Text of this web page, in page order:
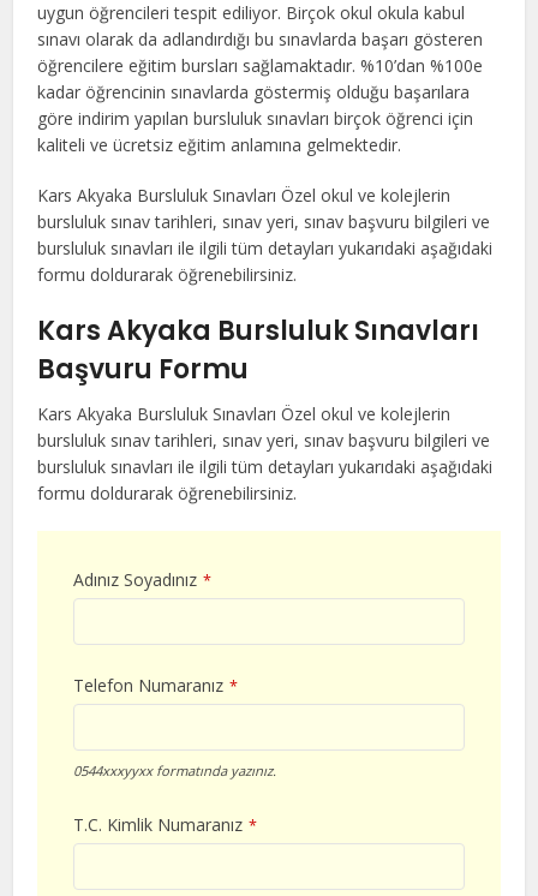
uygun öğrencileri tespit ediliyor. Birçok okul okula kabul
sınavı olarak da adlandırdığı bu sınavlarda başarı gösteren
öğrencilere eğitim bursları sağlamaktadır. %10’dan %100e
kadar öğrencinin sınavlarda göstermiş olduğu başarılara
göre indirim yapılan bursluluk sınavları birçok öğrenci için
kaliteli ve ücretsiz eğitim anlamına gelmektedir.
Kars Akyaka Bursluluk Sınavları Özel okul ve kolejlerin
bursluluk sınav tarihleri, sınav yeri, sınav başvuru bilgileri ve
bursluluk sınavları ile ilgili tüm detayları yukarıdaki aşağıdaki
formu doldurarak öğrenebilirsiniz.
Kars Akyaka Bursluluk Sınavları
Başvuru Formu
Kars Akyaka Bursluluk Sınavları Özel okul ve kolejlerin
bursluluk sınav tarihleri, sınav yeri, sınav başvuru bilgileri ve
bursluluk sınavları ile ilgili tüm detayları yukarıdaki aşağıdaki
formu doldurarak öğrenebilirsiniz.
Adınız Soyadınız *
Telefon Numaranız *
0544xxxyyxx formatında yazınız.
T.C. Kimlik Numaranız *